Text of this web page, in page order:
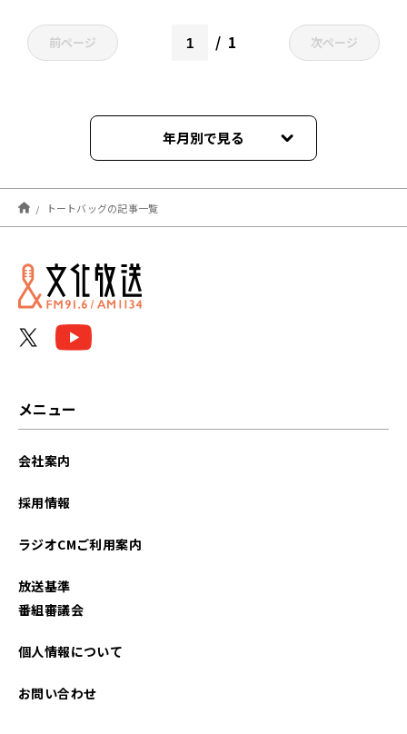
前ページ 1 次ページ
年月別で見る
2025年02月
2024年12月
2024年10月
2022年04月
トートバッグの記事一覧
メニュー
会社案内
採用情報
ラジオCMご利用案内
放送基準
番組審議会
個人情報について
お問い合わせ